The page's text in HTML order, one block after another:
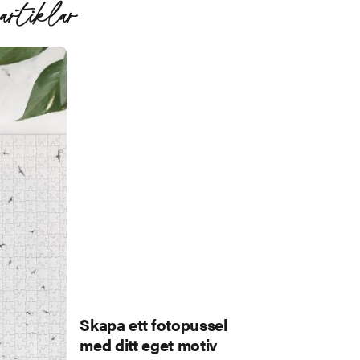
Skapa ett fotopussel
med ditt eget motiv